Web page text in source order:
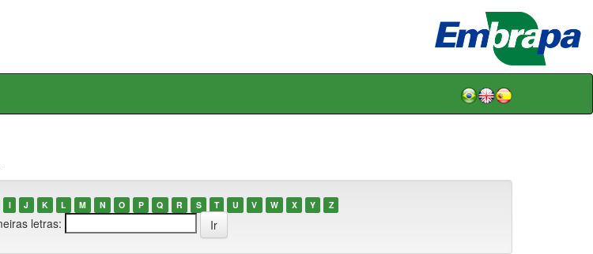
I J K L M N O P Q R S T U V W X Y Z
letras: